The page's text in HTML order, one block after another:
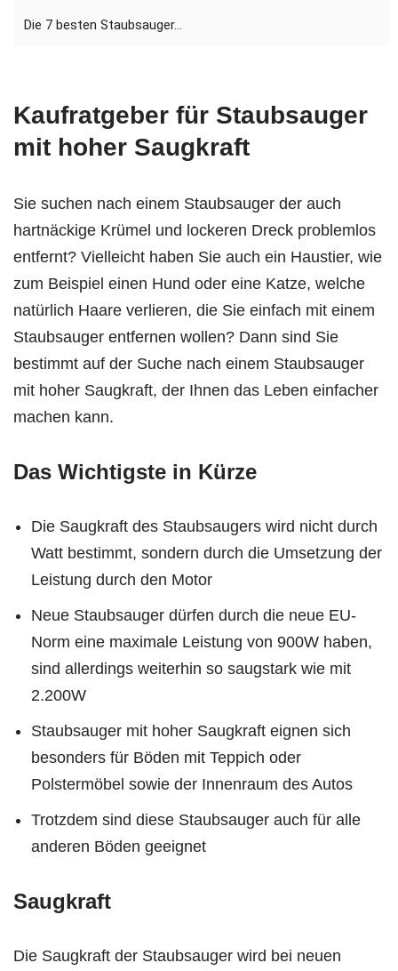
Die 7 besten Staubsauger...
Kaufratgeber für Staubsauger
mit hoher Saugkraft
Sie suchen nach einem Staubsauger der auch
hartnäckige Krümel und lockeren Dreck problemlos
entfernt? Vielleicht haben Sie auch ein Haustier, wie
zum Beispiel einen Hund oder eine Katze, welche
natürlich Haare verlieren, die Sie einfach mit einem
Staubsauger entfernen wollen? Dann sind Sie
bestimmt auf der Suche nach einem Staubsauger
mit hoher Saugkraft, der Ihnen das Leben einfacher
machen kann.
Das Wichtigste in Kürze
Die Saugkraft des Staubsaugers wird nicht durch
Watt bestimmt, sondern durch die Umsetzung der
Leistung durch den Motor
Neue Staubsauger dürfen durch die neue EU-
Norm eine maximale Leistung von 900W haben,
sind allerdings weiterhin so saugstark wie mit
2.200W
Staubsauger mit hoher Saugkraft eignen sich
besonders für Böden mit Teppich oder
Polstermöbel sowie der Innenraum des Autos
Trotzdem sind diese Staubsauger auch für alle
anderen Böden geeignet
Saugkraft
Die Saugkraft der Staubsauger wird bei neuen